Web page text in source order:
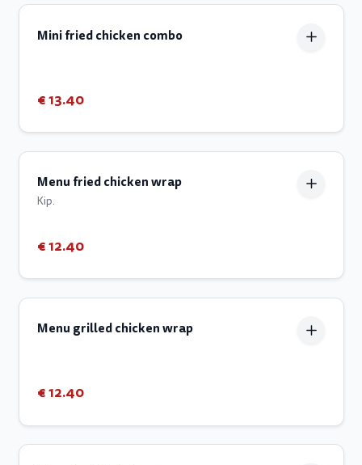
Mini fried chicken combo
€ 13.40
Menu fried chicken wrap
Kip.
€ 12.40
Menu grilled chicken wrap
€ 12.40